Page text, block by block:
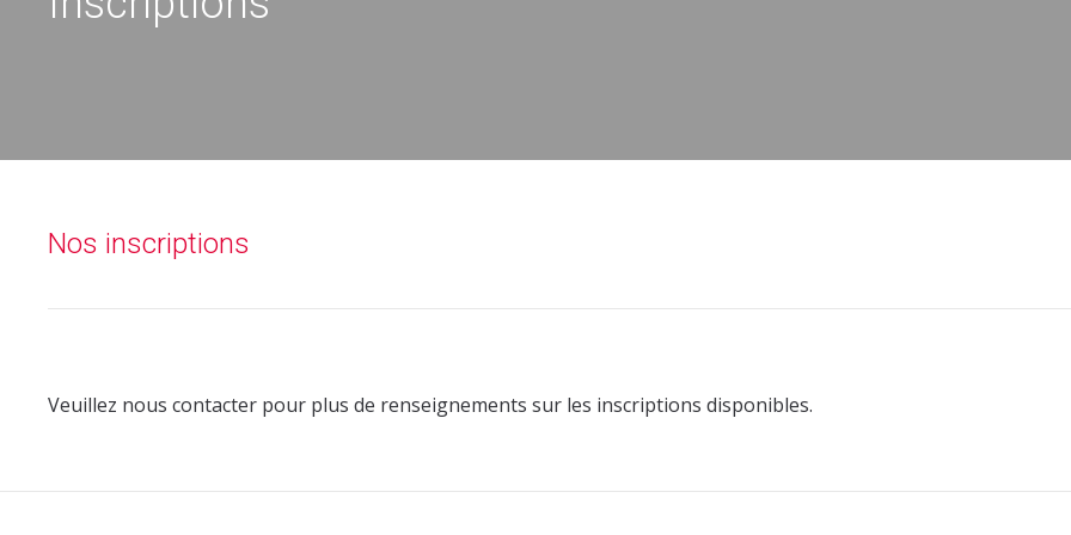
Nos inscriptions
Veuillez nous contacter pour plus de renseignements sur les inscriptions disponibles.